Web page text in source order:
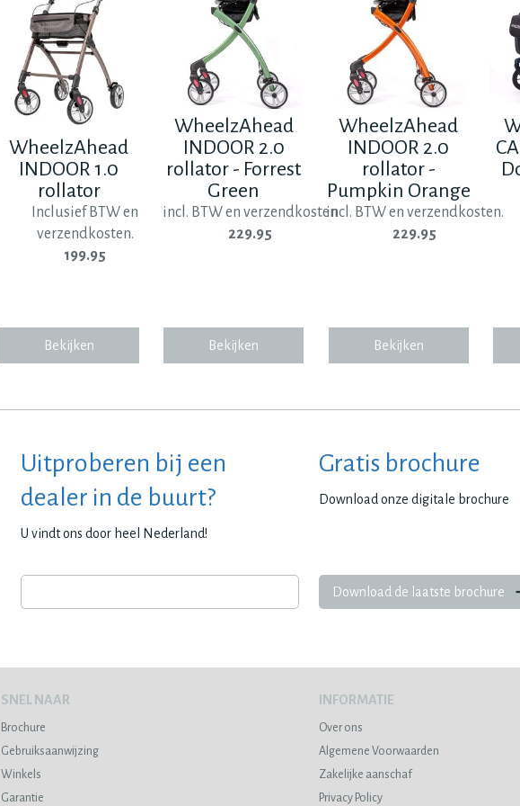
WheelzAhead
INDOOR 1.0
rollator
Inclusief BTW en
verzendkosten.
199.95
Bekijken
WheelzAhead
INDOOR 2.0
rollator - Forrest
Green
incl. BTW en verzendkosten
229.95
Bekijken
WheelzAhead
INDOOR 2.0
rollator -
Pumpkin Orange
incl. BTW en verzendkosten.
229.95
Bekijken
Uitproberen bij een
dealer in de buurt?
U vindt ons door heel Nederland!
Gratis brochure
Download onze digitale brochure
Download de laatste brochure
SNEL NAAR
Brochure
Gebruiksaanwijzing
Winkels
Garantie
INFORMATIE
Over ons
Algemene Voorwaarden
Zakelijke aanschaf
Privacy Policy